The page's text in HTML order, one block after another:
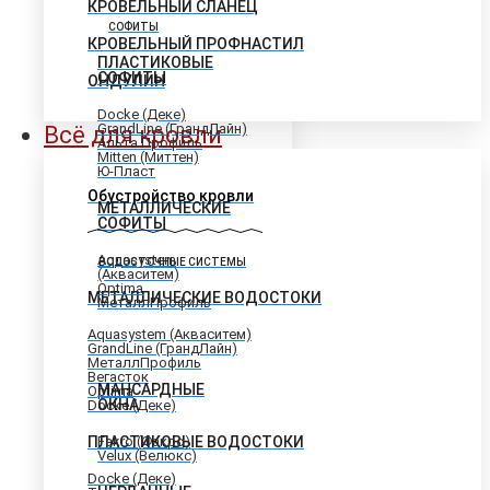
СОФИТЫ
ПЛАСТИКОВЫЕ
СОФИТЫ
Docke (Деке)
GrandLine (ГрандЛайн)
Альта Профиль
Mitten (Миттен)
Ю-Пласт
МЕТАЛЛИЧЕСКИЕ
СОФИТЫ
Aquasystem
(Акваситем)
Optima
МеталлПрофиль
МАНСАРДНЫЕ
ОКНА
Fakro (Факро)
Velux (Велюкс)
КРОВЕЛЬНЫЙ СЛАНЕЦ
КРОВЕЛЬНЫЙ ПРОФНАСТИЛ
ОНДУЛИН
Всё для кровли
Обустройство кровли
ВОДОСТОЧНЫЕ СИСТЕМЫ
МЕТАЛЛИЧЕСКИЕ ВОДОСТОКИ
Aquasystem (Акваситем)
GrandLine (ГрандЛайн)
МеталлПрофиль
Вегасток
Optima
Docke (Деке)
ПЛАСТИКОВЫЕ ВОДОСТОКИ
Docke (Деке)